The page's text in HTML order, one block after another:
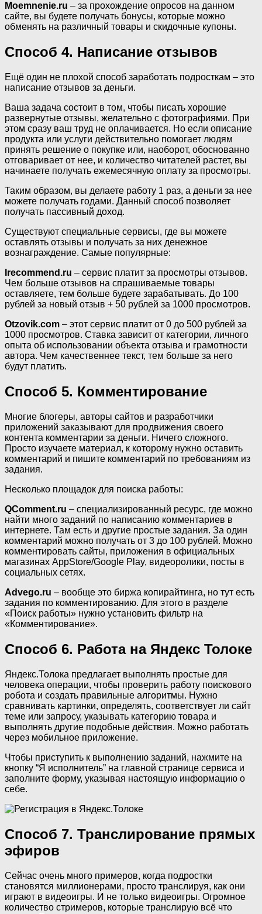
Moemnenie.ru – за прохождение опросов на данном
сайте, вы будете получать бонусы, которые можно
обменять на различный товары и скидочные купоны.
Способ 4. Написание отзывов
Ещё один не плохой способ заработать подросткам – это
написание отзывов за деньги.
Ваша задача состоит в том, чтобы писать хорошие
развернутые отзывы, желательно с фотографиями. При
этом сразу ваш труд не оплачивается. Но если описание
продукта или услуги действительно помогает людям
принять решение о покупке или, наоборот, обоснованно
отговаривает от нее, и количество читателей растет, вы
начинаете получать ежемесячную оплату за просмотры.
Таким образом, вы делаете работу 1 раз, а деньги за нее
можете получать годами. Данный способ позволяет
получать пассивный доход.
Существуют специальные сервисы, где вы можете
оставлять отзывы и получать за них денежное
вознаграждение. Самые популярные:
Irecommend.ru – сервис платит за просмотры отзывов.
Чем больше отзывов на спрашиваемые товары
оставляете, тем больше будете зарабатывать. До 100
рублей за новый отзыв + 50 рублей за 1000 просмотров.
Otzovik.com – этот сервис платит от 0 до 500 рублей за
1000 просмотров. Ставка зависит от категории, личного
опыта об использовании объекта отзыва и грамотности
автора. Чем качественнее текст, тем больше за него
будут платить.
Способ 5. Комментирование
Многие блогеры, авторы сайтов и разработчики
приложений заказывают для продвижения своего
контента комментарии за деньги. Ничего сложного.
Просто изучаете материал, к которому нужно оставить
комментарий и пишите комментарий по требованиям из
задания.
Несколько площадок для поиска работы:
QComment.ru – специализированный ресурс, где можно
найти много заданий по написанию комментариев в
интернете. Там есть и другие простые задания. За один
комментарий можно получать от 3 до 100 рублей. Можно
комментировать сайты, приложения в официальных
магазинах AppStore/Google Play, видеоролики, посты в
социальных сетях.
Advego.ru – вообще это биржа копирайтинга, но тут есть
задания по комментированию. Для этого в разделе
«Поиск работы» нужно установить фильтр на
«Комментирование».
Способ 6. Работа на Яндекс Толоке
Яндекс.Толока предлагает выполнять простые для
человека операции, чтобы проверить работу поискового
робота и создать правильные алгоритмы. Нужно
сравнивать картинки, определять, соответствует ли сайт
теме или запросу, указывать категорию товара и
выполнять другие подобные действия. Можно работать
через мобильное приложение.
Чтобы приступить к выполнению заданий, нажмите на
кнопку “Я исполнитель” на главной странице сервиса и
заполните форму, указывая настоящую информацию о
себе.
Способ 7. Транслирование прямых
эфиров
Сейчас очень много примеров, когда подростки
становятся миллионерами, просто транслируя, как они
играют в видеоигры. И не только видеоигры. Огромное
количество стримеров, которые транслирую всё что